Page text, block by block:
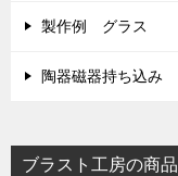
製作例 グラス
陶器磁器持ち込み
ブラスト工房の商品